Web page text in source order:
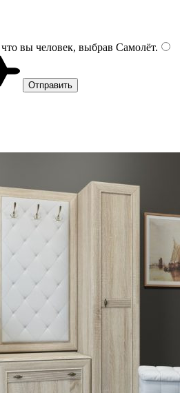
вы человек, выбрав Самолёт.